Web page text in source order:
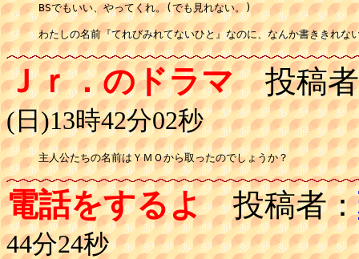
BSでもいい、やってくれ。(でも見れない。)
わたしの名前『てれびみれてないひと』なのに、なんか書ききれな
Ｊｒ．のドラマ投稿者
(日)13時42分02秒
主人公たちの名前はＹＭＯから取ったのでしょうか？
電話をするよ投稿者：
44分24秒